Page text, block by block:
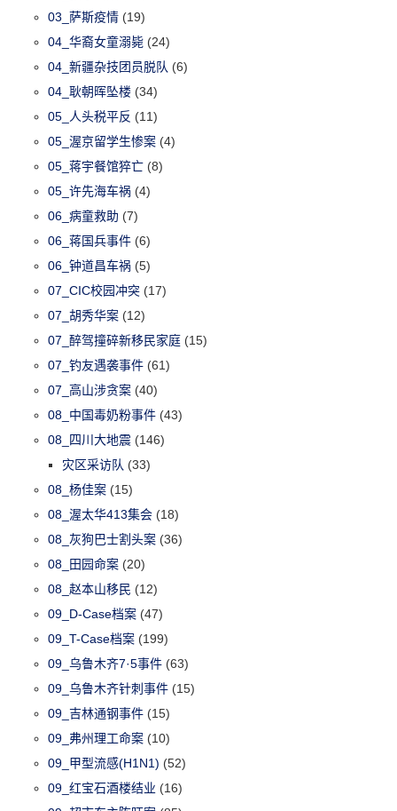
03_萨斯疫情 (19)
04_华裔女童溺毙 (24)
04_新疆杂技团员脱队 (6)
04_耿朝晖坠楼 (34)
05_人头税平反 (11)
05_渥京留学生惨案 (4)
05_蒋宇餐馆猝亡 (8)
05_许先海车祸 (4)
06_病童救助 (7)
06_蒋国兵事件 (6)
06_钟道昌车祸 (5)
07_CIC校园冲突 (17)
07_胡秀华案 (12)
07_醉驾撞碎新移民家庭 (15)
07_钓友遇袭事件 (61)
07_高山涉贪案 (40)
08_中国毒奶粉事件 (43)
08_四川大地震 (146)
灾区采访队 (33)
08_杨佳案 (15)
08_渥太华413集会 (18)
08_灰狗巴士割头案 (36)
08_田园命案 (20)
08_赵本山移民 (12)
09_D-Case档案 (47)
09_T-Case档案 (199)
09_乌鲁木齐7·5事件 (63)
09_乌鲁木齐针刺事件 (15)
09_吉林通钢事件 (15)
09_弗州理工命案 (10)
09_甲型流感(H1N1) (52)
09_红宝石酒楼结业 (16)